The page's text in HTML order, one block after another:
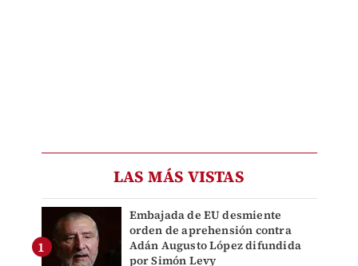
LAS MÁS VISTAS
Embajada de EU desmiente
orden de aprehensión contra
Adán Augusto López difundida
por Simón Levy